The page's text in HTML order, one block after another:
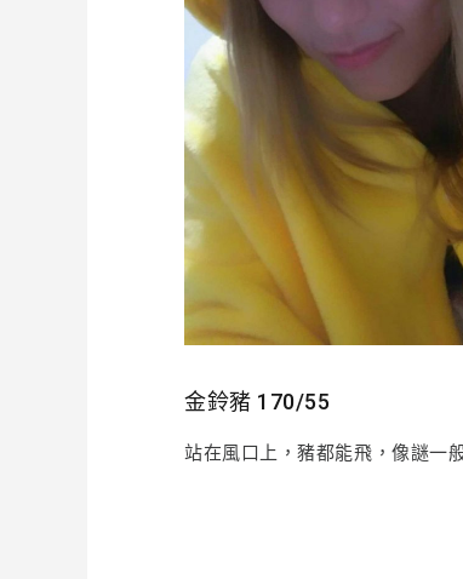
金鈴豬 170/55
站在風口上，豬都能飛，像謎一